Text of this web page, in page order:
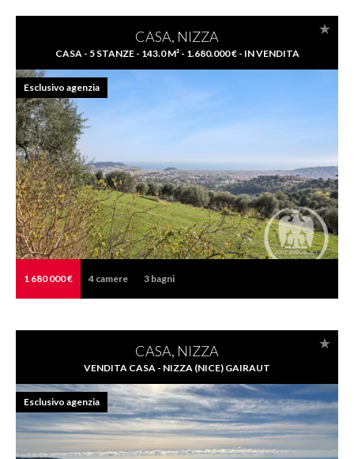
CASA, NIZZA
CASA - 5 STANZE - 143.0 M² - 1.680.000 € - IN VENDITA
1 680 000 € 4 camere 3 bagni
Esclusivo agenzia
CASA, NIZZA
VENDITA CASA - NIZZA (NICE) GAIRAUT
Esclusivo agenzia